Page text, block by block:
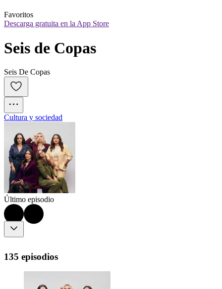
Favoritos
Descarga gratuita en la App Store
Seis de Copas
Seis De Copas
Cultura y sociedad
Último episodio
135 episodios